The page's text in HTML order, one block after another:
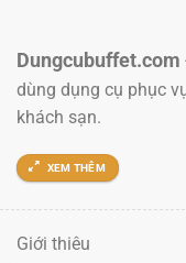
Dungcubuffet.com
dùng dụng cụ phục
khách sạn.
XEM THÊM
Giới thiêu